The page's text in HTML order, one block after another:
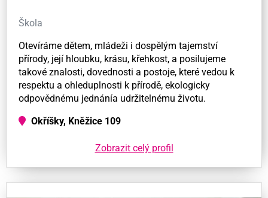
Škola
Otevíráme dětem, mládeži i dospělým tajemství
přírody, její hloubku, krásu, křehkost, a posilujeme
takové znalosti, dovednosti a postoje, které vedou k
respektu a ohleduplnosti k přírodě, ekologicky
odpovědnému jednánía udržitelnému životu.
Okříšky, Kněžice 109
Zobrazit celý profil